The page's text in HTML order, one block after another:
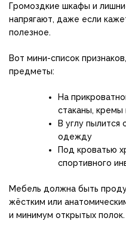
Громоздкие шкафы и
напрягают, даже если
полезное.
Вот мини-список
предметы:
На
стаканы, кремы
В углу пылится
одежду
Под кроватью
спортивного
Мебель должна быть
жёстким или
и минимум открытых